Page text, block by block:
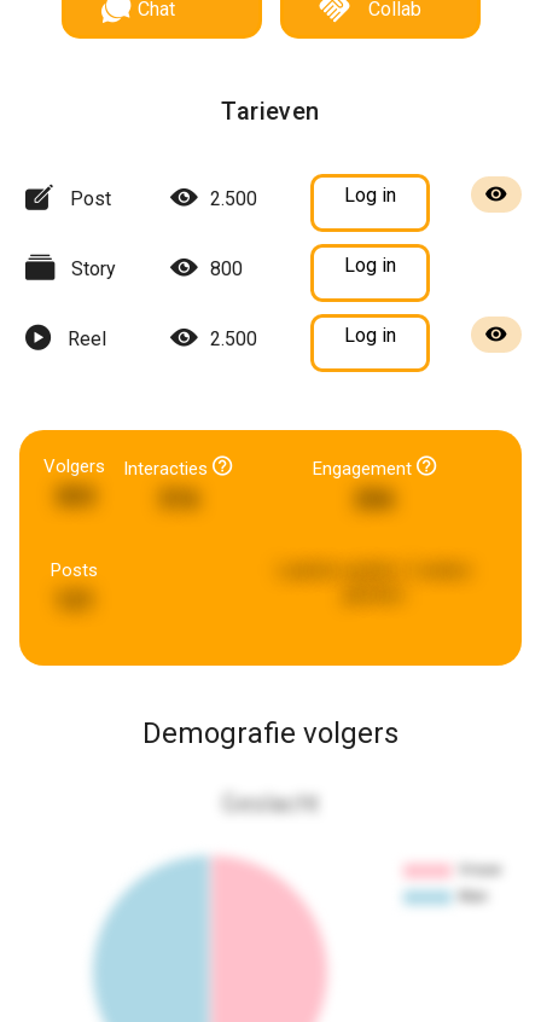
Chat Collab
Tarieven
Post 2.500 Log in
Story 800 Log in
Reel 2.500 Log in
Volgers Interacties Engagement
266
Posts
Demografie volgers
Geslacht